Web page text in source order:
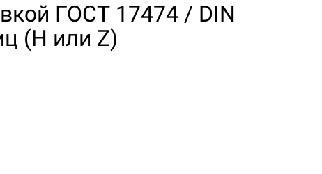
ГОСТ 17474 / DIN
(Н или Z)